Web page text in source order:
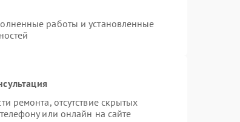
работы и установленные
ремонта, отсутствие скрытых
или онлайн на сайте